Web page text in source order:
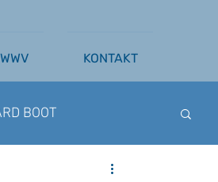
KONTAKT
BOOT
WAKESURFEN